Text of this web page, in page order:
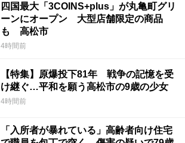
四国最大「3COINS+plus」が丸亀町グリ
ーンにオープン 大型店舗限定の商品
も 高松市
4時間前
【特集】原爆投下81年 戦争の記憶を受
け継ぐ…平和を願う高松市の9歳の少女
4時間前
「入所者が暴れている」高齢者向け住宅